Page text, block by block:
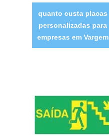
quanto custa placas
personalizadas para
empresas em Vargem